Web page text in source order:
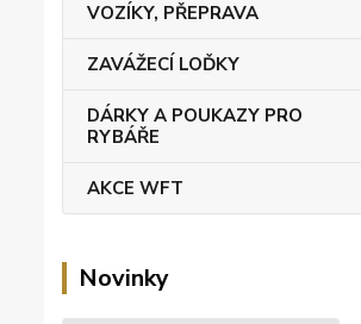
VOZÍKY, PŘEPRAVA
ZAVÁŽECÍ LOĎKY
DÁRKY A POUKAZY PRO
RYBÁŘE
AKCE WFT
Novinky